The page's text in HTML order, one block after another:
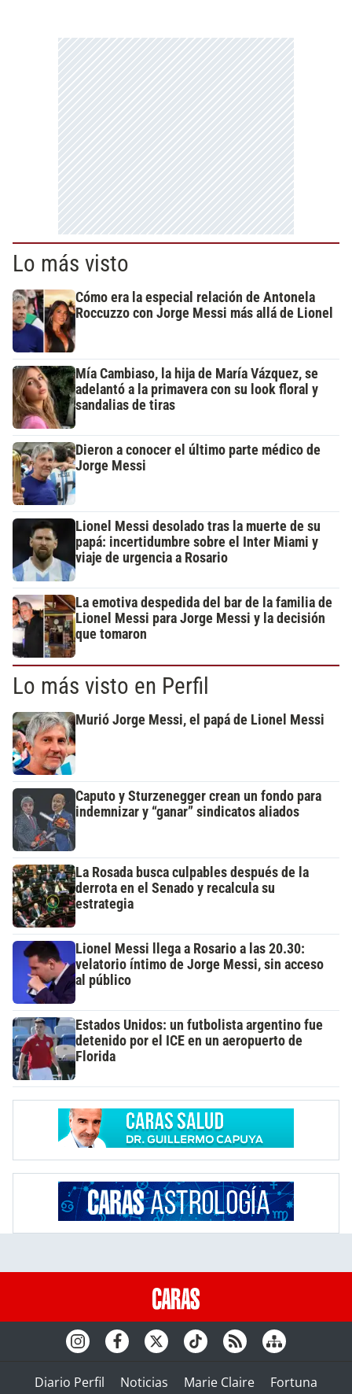
Lo más visto
Cómo era la especial relación de Antonela
Roccuzzo con Jorge Messi más allá de Lionel
Mía Cambiaso, la hija de María Vázquez, se
adelantó a la primavera con su look floral y
sandalias de tiras
Dieron a conocer el último parte médico de
Jorge Messi
Lionel Messi desolado tras la muerte de su
papá: incertidumbre sobre el Inter Miami y
viaje de urgencia a Rosario
La emotiva despedida del bar de la familia de
Lionel Messi para Jorge Messi y la decisión
que tomaron
Lo más visto en Perfil
Murió Jorge Messi, el papá de Lionel Messi
Caputo y Sturzenegger crean un fondo para
indemnizar y “ganar” sindicatos aliados
La Rosada busca culpables después de la
derrota en el Senado y recalcula su
estrategia
Lionel Messi llega a Rosario a las 20.30:
velatorio íntimo de Jorge Messi, sin acceso
al público
Estados Unidos: un futbolista argentino fue
detenido por el ICE en un aeropuerto de
Florida
Diario Perfil Noticias Marie Claire Fortuna